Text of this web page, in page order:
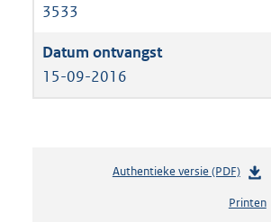
3533
15-09-2016
Authentieke versie (PDF)b
s
Printen